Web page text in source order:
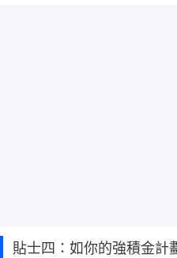
貼士四：如你的強積金計